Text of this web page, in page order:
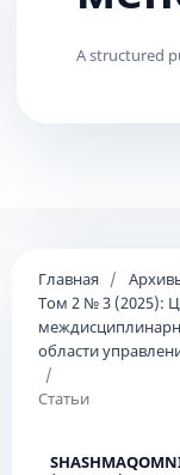
Главная /
Том 2 № 3 (2025):
области
/
Статьи